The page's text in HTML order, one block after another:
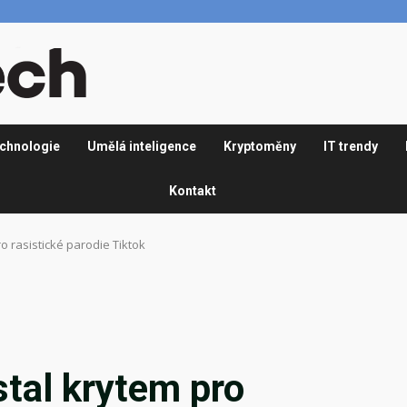
Umělá inteligence Kryptoměny IT trendy
Kontakt
rasistické parodie Tiktok
krytem pro